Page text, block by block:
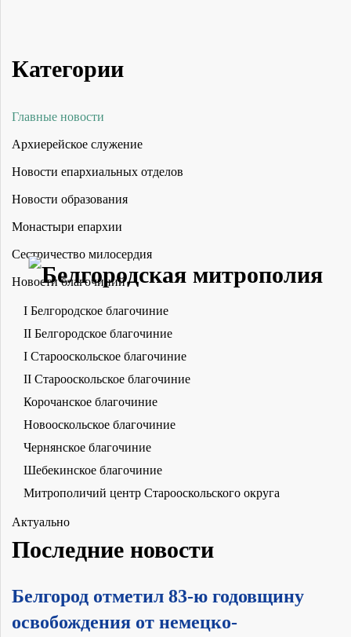
Категории
Главные новости
Архиерейское служение
Новости епархиальных отделов
Новости образования
Монастыри епархии
Сестричество милосердия
Новости благочиний
I Белгородское благочиние
II Белгородское благочиние
I Старооскольское благочиние
II Старооскольское благочиние
Корочанское благочиние
Новооскольское благочиние
Чернянское благочиние
Шебекинское благочиние
Митрополичий центр Старооскольского округа
Актуально
Последние новости
Белгород отметил 83-ю годовщину
освобождения от немецко-